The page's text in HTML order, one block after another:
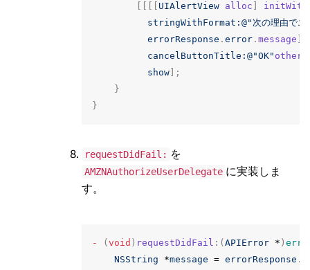
UIAlertView alloc
stringWithFormat: @"次の理由で
errorResponse . error . message
cancelButtonTitle: @"OK"
show ];
}
}
requestDidFail: を
AMZNAuthorizeUserDelegate に実装しま
す。
- ( void ) requestDidFail :( APIError * )
NSString
*message = errorResponse .